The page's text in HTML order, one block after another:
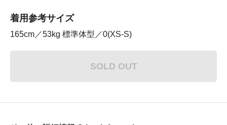
着用参考サイズ
165cm／53kg 標準体型／0(XS-S)
SOLD OUT